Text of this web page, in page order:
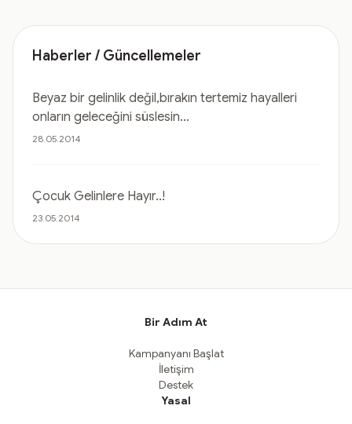
Haberler / Güncellemeler
Beyaz bir gelinlik değil,bırakın tertemiz hayalleri
onların geleceğini süslesin...
28.05.2014
Çocuk Gelinlere Hayır..!
23.05.2014
Bir Adım At
Kampanyanı Başlat
İletişim
Destek
Yasal